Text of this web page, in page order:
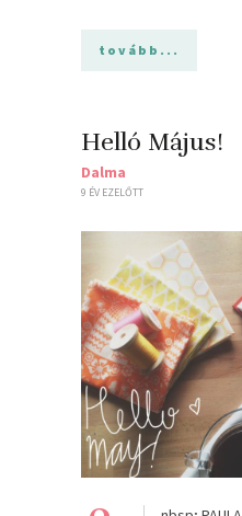
tovább...
Helló Május!
Dalma
9 ÉV EZELŐTT